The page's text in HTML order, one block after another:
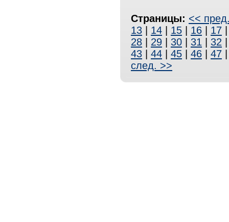
Страницы: <<
13
14 15 16 17
28
29 30 31 32
43
44 45 46 47
след. >>